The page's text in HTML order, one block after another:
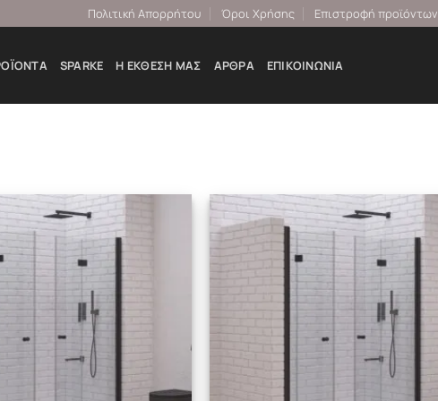
Πολιτική Απορρήτου Όροι Χρήσης Επιστροφή προϊόντων
SPARKE Η ΕΚΘΕΣΉ ΜΑΣ ΆΡΘΡΑ ΕΠΙΚΟΙΝΩΝΊΑ